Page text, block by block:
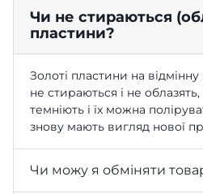
Чи не стираються
пластини?
Золоті пластини на
не стираються і не
темніють і їх можна
знову мають вигляд нової
Чи можу я обміняти